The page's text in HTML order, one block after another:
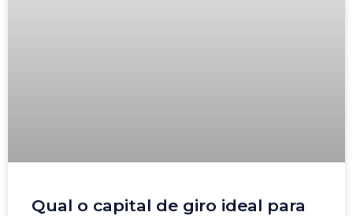
Qual o capital de giro ideal para